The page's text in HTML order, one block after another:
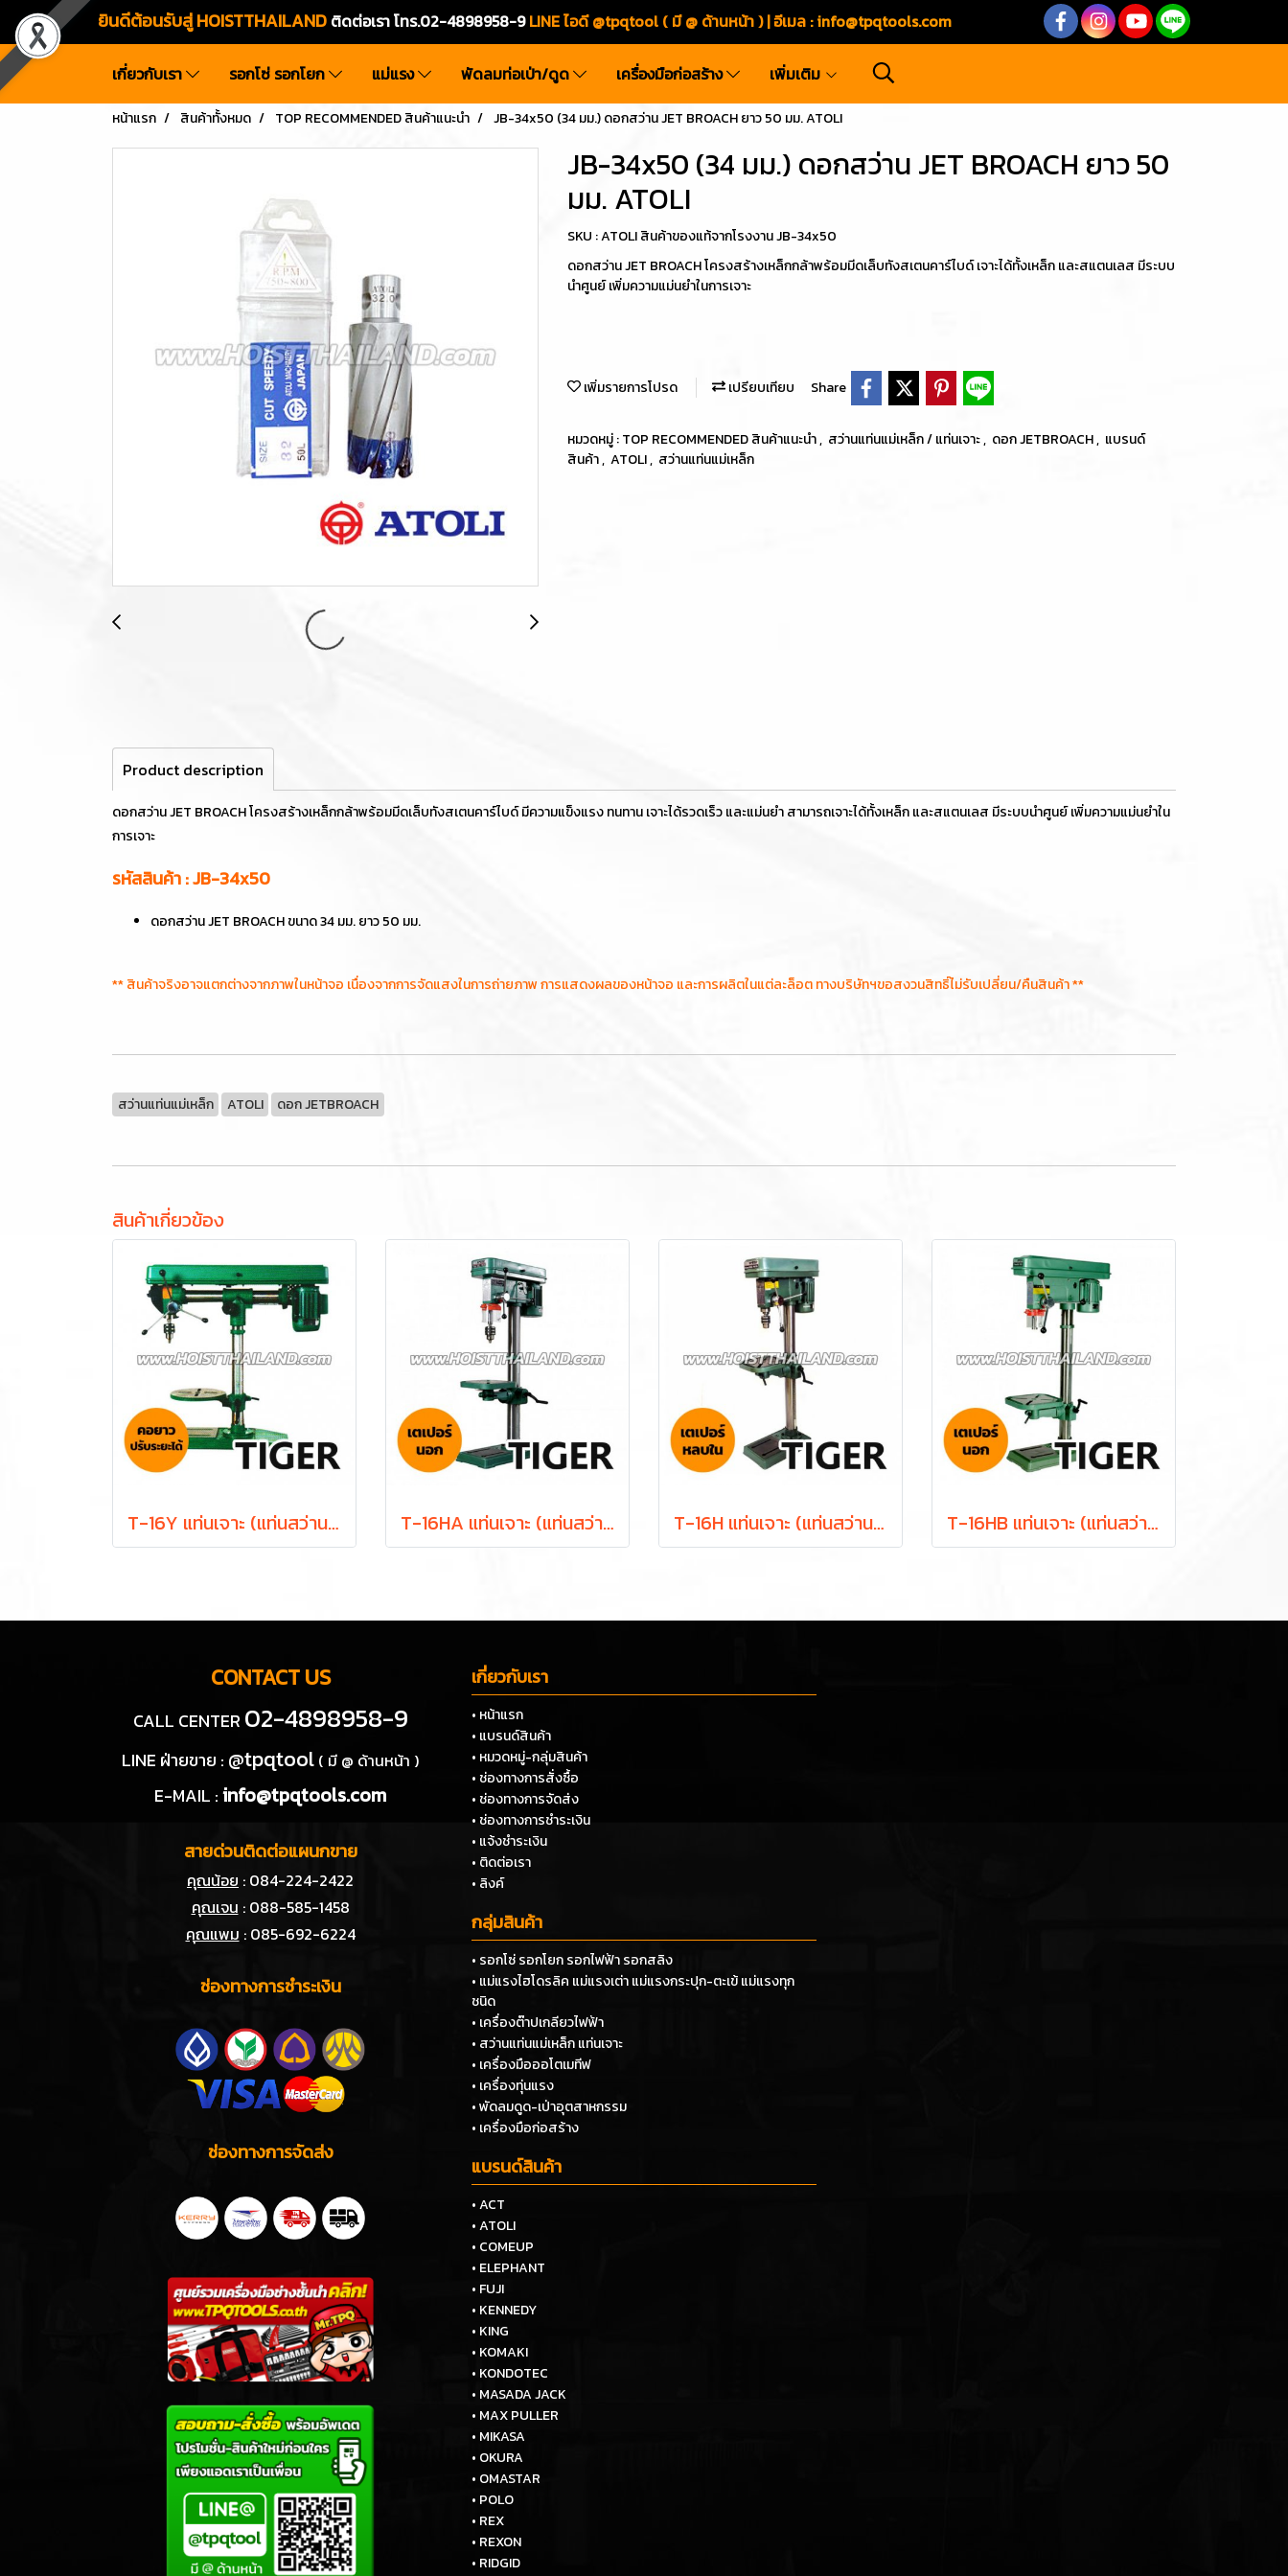
ยินดีต้อนรับสู่ HOISTTHAILAND ติดต่อเรา โทร.02-4898958-9LINE ไอดี @tpqtool ( มี @ ด้านหน้า ) | อีเมล :info@tpqtools.com
เกี่ยวกับเรา รอกโซ่ รอกโยก แม่แรง พัดลมท่อเป่า/ดูด เครื่องมือก่อสร้าง เพิ่มเติม
หน้าแรก สินค้าทั้งหมด TOP RECOMMENDED สินค้าแนะนำ JB-34x50 (34 มม.) ดอกสว่าน JET BROACH ยาว 50 มม. ATOLI
JB-34x50 (34 มม.) ดอกสว่าน JET BROACH ยาว 50
มม. ATOLI
SKU : ATOLI สินค้าของแท้จากโรงงาน JB-34x50
ดอกสว่าน JET BROACH โครงสร้างเหล็กกล้าพร้อมมีดเล็บทังสเตนคาร์ไบด์ เจาะได้ทั้งเหล็ก และสแตนเลส มีระบบ
นำศูนย์ เพิ่มความแม่นยำในการเจาะ
เพิ่มรายการโปรด เปรียบเทียบ Share
หมวดหมู่ :TOP RECOMMENDED สินค้าแนะนำ, สว่านแท่นแม่เหล็ก / แท่นเจาะ, ดอก JETBROACH, แบรนด์
สินค้า, ATOLI, สว่านแท่นแม่เหล็ก
Product description
ดอกสว่าน JET BROACH โครงสร้างเหล็กกล้าพร้อมมีดเล็บทังสเตนคาร์ไบด์ มีความแข็งแรง ทนทาน เจาะได้รวดเร็ว และแม่นยำ สามารถเจาะได้ทั้งเหล็ก และสแตนเลส มีระบบนำศูนย์ เพิ่มความแม่นยำใน
การเจาะ
รหัสสินค้า : JB-34x50
ดอกสว่าน JET BROACH ขนาด 34 มม. ยาว 50 มม.
** สินค้าจริงอาจแตกต่างจากภาพในหน้าจอ เนื่องจากการจัดแสงในการถ่ายภาพ การแสดงผลของหน้าจอ และการผลิตในแต่ละล็อต ทางบริษัทฯขอสงวนสิทธิ์ไม่รับเปลี่ยน/คืนสินค้า **
สว่านแท่นแม่เหล็ก ATOLI ดอก JETBROACH
สินค้าเกี่ยวข้อง
T-16Y แท่นเจาะ (แท่นสว่าน) 5/8 นิ้ว 450W ดอกสว่าน 16 มม. 12 สปีด TIGER T-16HA แท่นเจาะ (แท่นสว่าน) 5/8 นิ้ว 550W ดอกสว่าน 16 มม. 16 สปีด พร้อมมอเตอร์ในตัว TIGER T-16H แท่นเจาะ (แท่นสว่าน) 5/8 นิ้ว 550W ดอกสว่าน 16 มม. 16 สปีด เตเปอร์หลบใน TIGER T-16HB แท่นเจาะ (แท่นสว่าน) 5/8 นิ้ว 550W ดอกสว่าน 16 มม. 16 สปีด พร้อมมอเตอร์ในตัว TIGER
CONTACT US
CALL CENTER 02-4898958-9
LINE ฝ่ายขาย : @tpqtool ( มี @ ด้านหน้า )
E-MAIL :info@tpqtools.com
สายด่วนติดต่อแผนกขาย
คุณน้อย : 084-224-2422
คุณเจน : 088-585-1458
คุณแพม : 085-692-6224
ช่องทางการชำระเงิน
ช่องทางการจัดส่ง
เกี่ยวกับเรา
• หน้าแรก
• แบรนด์สินค้า
• หมวดหมู่-กลุ่มสินค้า
• ช่องทางการสั่งซื้อ
• ช่องทางการจัดส่ง
• ช่องทางการชำระเงิน
• แจ้งชำระเงิน
• ติดต่อเรา
• ลิงค์
กลุ่มสินค้า
• รอกโซ่ รอกโยก รอกไฟฟ้า รอกสลิง
• แม่แรงไฮโดรลิค แม่แรงเต่า แม่แรงกระปุก-ตะเข้ แม่แรงทุก
ชนิด
• เครื่องต๊าปเกลียวไฟฟ้า
• สว่านแท่นแม่เหล็ก แท่นเจาะ
• เครื่องมือออโตเมทีฟ
• เครื่องทุ่นแรง
• พัดลมดูด-เป่าอุตสาหกรรม
• เครื่องมือก่อสร้าง
แบรนด์สินค้า
• ACT
• ATOLI
• COMEUP
• ELEPHANT
• FUJI
• KENNEDY
• KING
• KOMAKI
• KONDOTEC
• MASADA JACK
• MAX PULLER
• MIKASA
• OKURA
• OMASTAR
• POLO
• REX
• REXON
• RIDGID